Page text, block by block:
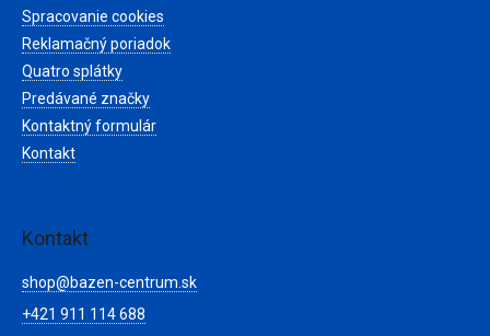
Spracovanie cookies
Reklamačný poriadok
Quatro splátky
Predávané značky
Kontaktný formulár
Kontakt
Kontakt
shop@bazen-centrum.sk
+421 911 114 688